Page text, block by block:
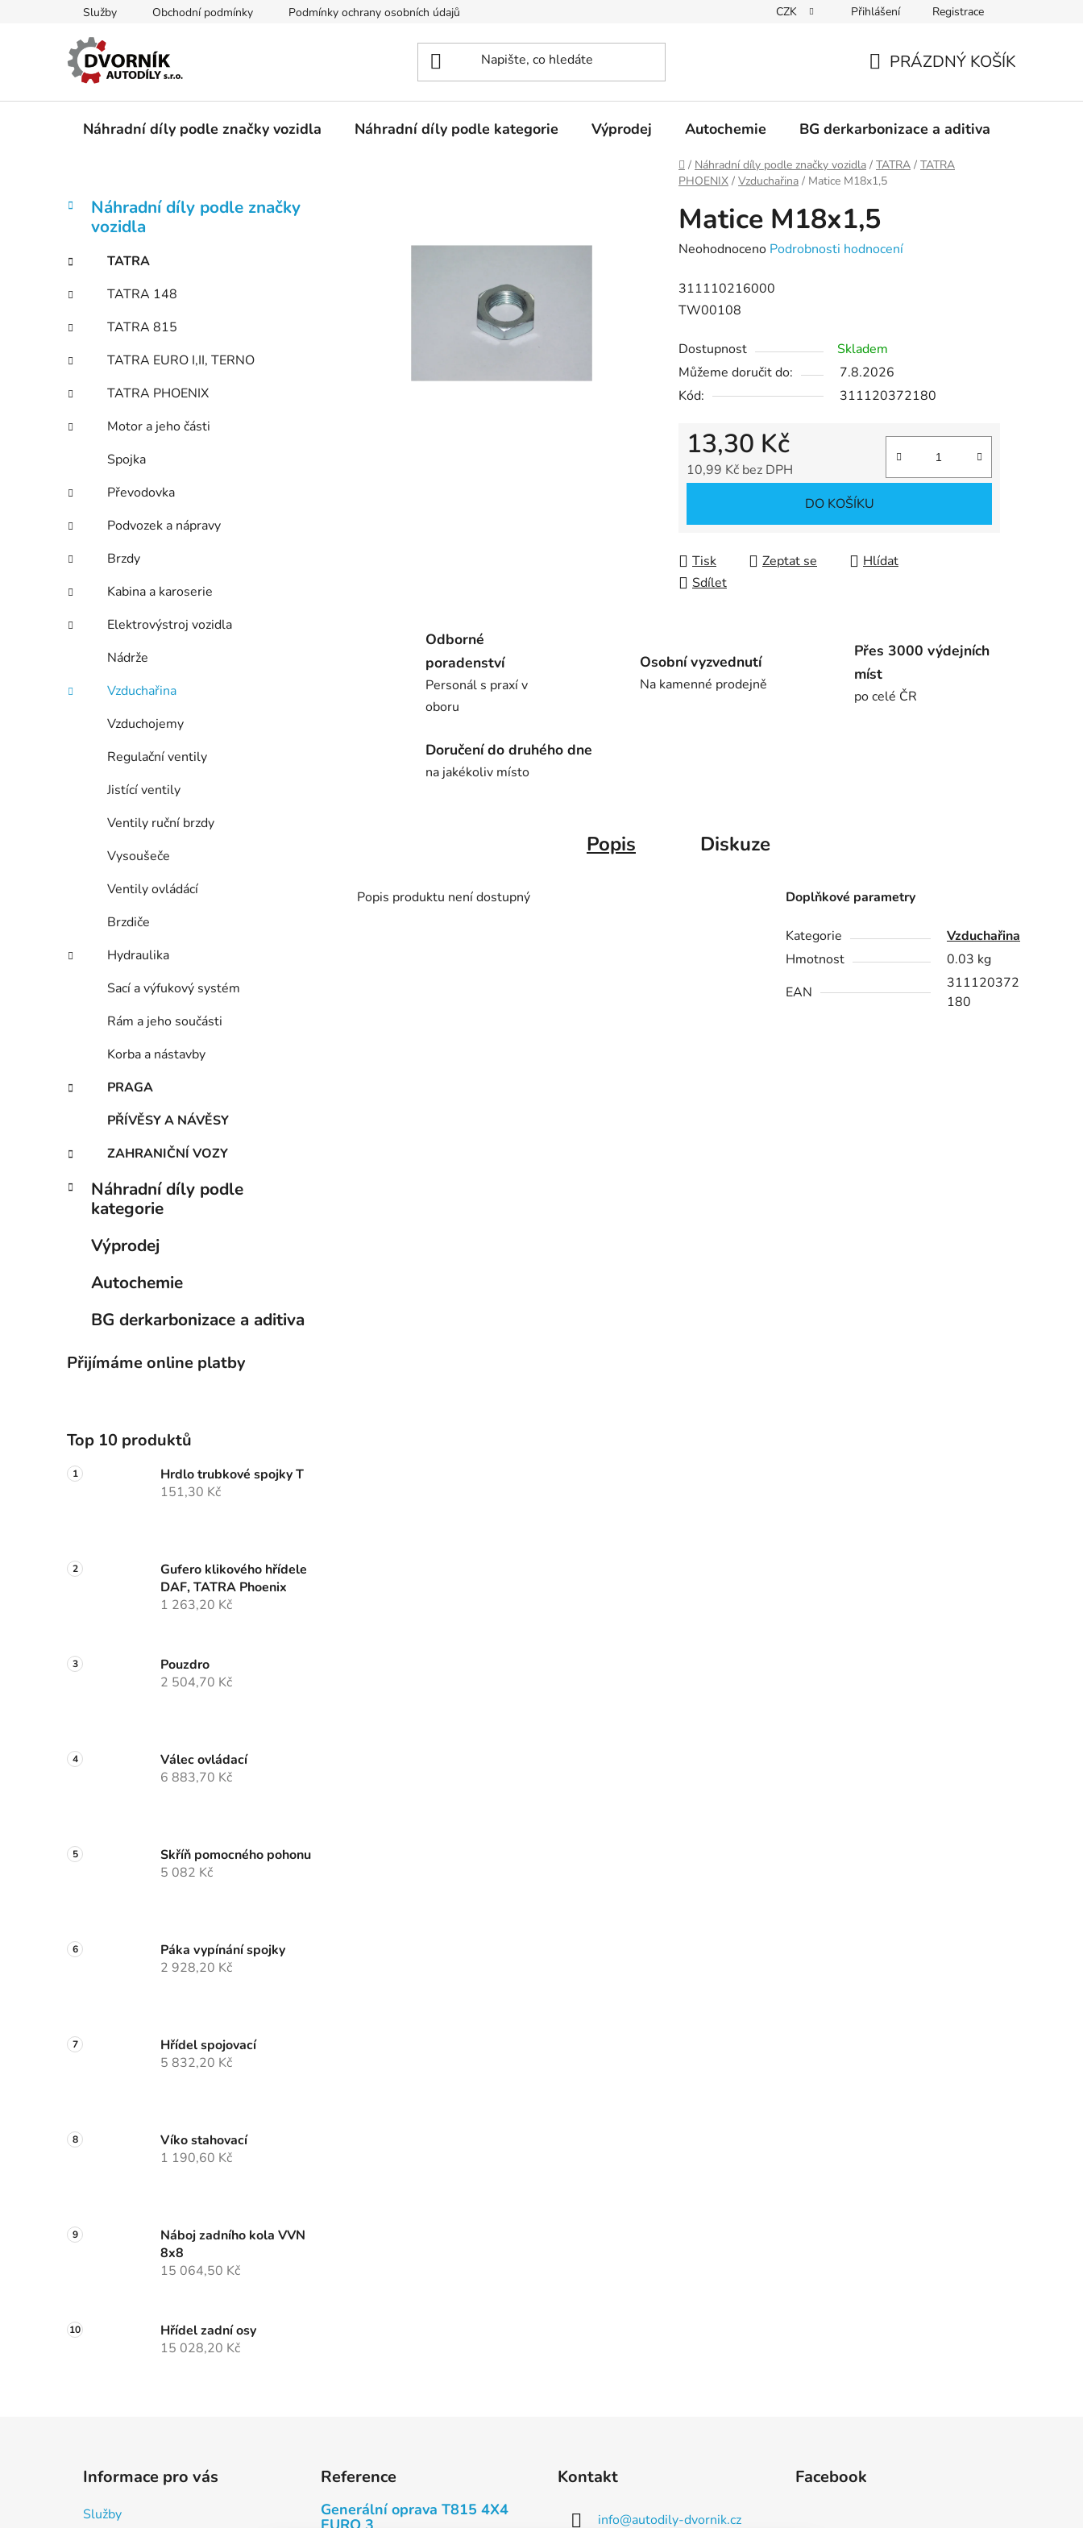
Služby Obchodní podmínky Podmínky ochrany osobních údajů CZK Přihlášení Registrace
KOŠÍK
PRÁZDNÝ KOŠÍK
Náhradní díly podle značky vozidla Náhradní díly podle kategorie Výprodej Autochemie BG derkarbonizace a aditiva
Domů
/ Náhradní díly podle značky vozidla / TATRA / TATRA
PHOENIX / Vzduchařina / Matice M18x1,5
P
t
a
n
í
p
n
Přeskočit
kategorie
K
a
g
r
i
e
Náhradní díly podle značky
vozidla
TATRA
TATRA 148
TATRA 815
TATRA EURO I,II, TERNO
TATRA PHOENIX
Motor a jeho části
Spojka
Převodovka
Podvozek a nápravy
Brzdy
Kabina a karoserie
Elektrovýstroj vozidla
Nádrže
Vzduchařina
Vzduchojemy
Regulační ventily
Jistící ventily
Ventily ruční brzdy
Vysoušeče
Ventily ovládácí
Brzdiče
Hydraulika
Sací a výfukový systém
Rám a jeho součásti
Korba a nástavby
PRAGA
PŘÍVĚSY A NÁVĚSY
ZAHRANIČNÍ VOZY
Náhradní díly podle
kategorie
Výprodej
Autochemie
BG derkarbonizace a aditiva
Přijímáme online platby
Top 10 produktů
Hrdlo trubkové spojky T
151,30 Kč
Gufero klikového hřídele
DAF, TATRA Phoenix
1 263,20 Kč
Pouzdro
2 504,70 Kč
Válec ovládací
6 883,70 Kč
Skříň pomocného pohonu
5 082 Kč
Páka vypínání spojky
2 928,20 Kč
Hřídel spojovací
5 832,20 Kč
Víko stahovací
1 190,60 Kč
Náboj zadního kola VVN
8x8
15 064,50 Kč
Hřídel zadní osy
15 028,20 Kč
Matice M18x1,5
Průměrné
produktu
je
z
5
hvězdiček.
Neohodnoceno Podrobnosti hodnocení
311110216000
TW00108
Dostupnost
Skladem
Můžeme doručit do:
7.8.2026
Kód:
311120372180
13,30 Kč
10,99 Kč bez DPH
DO KOŠÍKU
Tisk Zeptat se
Hlídat
Sdílet
Odborné
poradenství
Personál s praxí v
oboru
Osobní vyzvednutí
Na kamenné prodejně
Přes 3000 výdejních
míst
po celé ČR
Doručení do druhého dne
na jakékoliv místo
Popis Diskuze
Popis produktu není dostupný Doplňkové parametry
Kategorie
Vzduchařina
Hmotnost
0.03 kg
EAN
311120372
180
Informace pro vás
Služby
Reference
Generální oprava T815 4X4
Kontakt
info@autodily-dvornik.cz
Facebook